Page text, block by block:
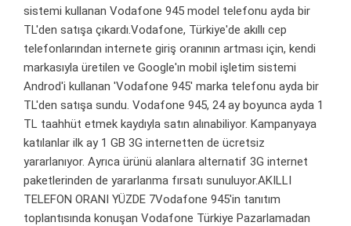
sistemi kullanan Vodafone 945 model telefonu ayda bir
TL'den satışa çıkardı.Vodafone, Türkiye'de akıllı cep
telefonlarından internete giriş oranının artması için, kendi
markasıyla üretilen ve Google'ın mobil işletim sistemi
Androd'i kullanan 'Vodafone 945' marka telefonu ayda bir
TL'den satışa sundu. Vodafone 945, 24 ay boyunca ayda 1
TL taahhüt etmek kaydıyla satın alınabiliyor. Kampanyaya
katılanlar ilk ay 1 GB 3G internetten de ücretsiz
yararlanıyor. Ayrıca ürünü alanlara alternatif 3G internet
paketlerinden de yararlanma fırsatı sunuluyor.AKILLI
TELEFON ORANI YÜZDE 7Vodafone 945'in tanıtım
toplantısında konuşan Vodafone Türkiye Pazarlamadan